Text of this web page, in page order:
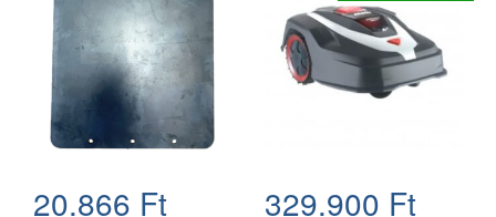
20.866 Ft 329.900 Ft